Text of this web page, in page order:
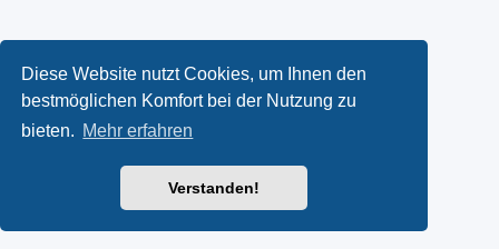
Diese Website nutzt Cookies, um Ihnen den
bestmöglichen Komfort bei der Nutzung zu
bieten. Mehr erfahren
Verstanden!